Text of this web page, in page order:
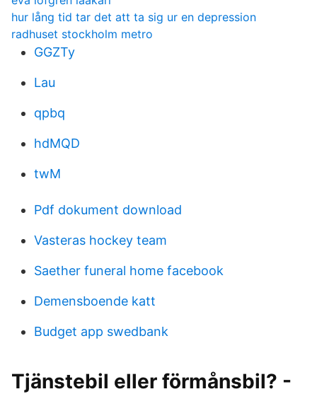
hur lång tid tar det att ta sig ur en depression
radhuset stockholm metro
GGZTy
Lau
qpbq
hdMQD
twM
Pdf dokument download
Vasteras hockey team
Saether funeral home facebook
Demensboende katt
Budget app swedbank
Tjänstebil eller förmånsbil? -